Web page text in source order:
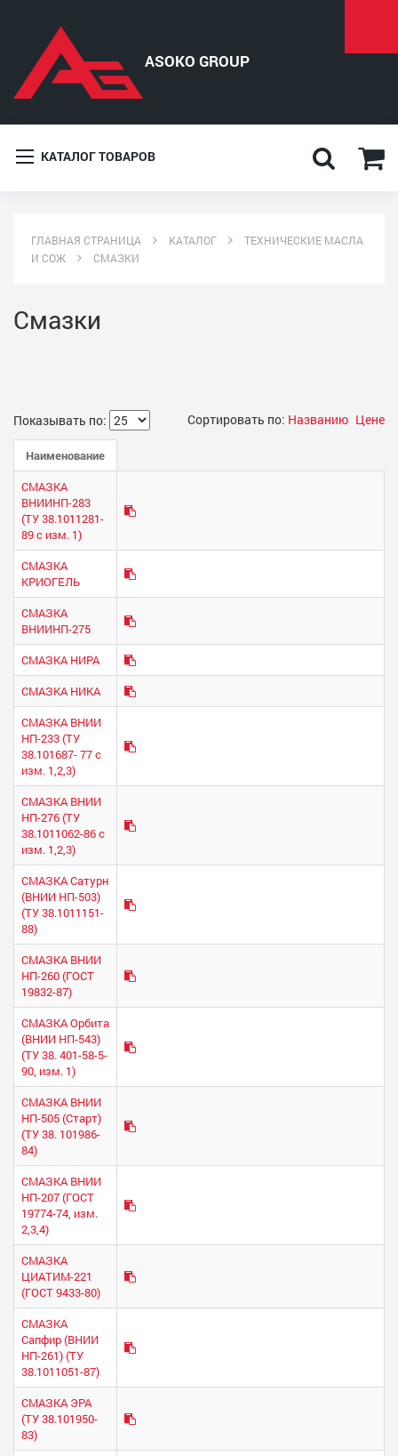
КАТАЛОГ ТОВАРОВ
ГЛАВНАЯ СТРАНИЦА КАТАЛОГ
ТЕХНИЧЕСКИЕ МАСЛА
И СОЖ
СМАЗКИ
Смазки
Показывать по: Сортировать по: Названию Цене
Наименование
СМАЗКА
ВНИИНП-283
(ТУ 38.1011281-
89 с изм. 1)
СМАЗКА
КРИОГЕЛЬ
СМАЗКА
ВНИИНП-275
СМАЗКА НИРА
СМАЗКА НИКА
СМАЗКА ВНИИ
НП-233 (ТУ
38.101687- 77 с
изм. 1,2,3)
СМАЗКА ВНИИ
НП-276 (ТУ
38.1011062-86 с
изм. 1,2,3)
СМАЗКА Сатурн
(ВНИИ НП-503)
(ТУ 38.1011151-
88)
СМАЗКА ВНИИ
НП-260 (ГОСТ
19832-87)
СМАЗКА Орбита
(ВНИИ НП-543)
(ТУ 38. 401-58-5-
90, изм. 1)
СМАЗКА ВНИИ
НП-505 (Старт)
(ТУ 38. 101986-
84)
СМАЗКА ВНИИ
НП-207 (ГОСТ
19774-74, изм.
2,3,4)
СМАЗКА
ЦИАТИМ-221
(ГОСТ 9433-80)
СМАЗКА
Сапфир (ВНИИ
НП-261) (ТУ
38.1011051-87)
СМАЗКА ЭРА
(ТУ 38.101950-
83)